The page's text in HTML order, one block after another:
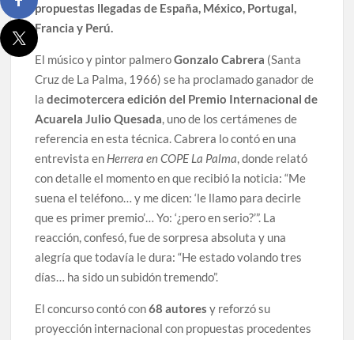
propuestas llegadas de España, México, Portugal,
Francia y Perú.
El músico y pintor palmeroGonzalo Cabrera (Santa
Cruz de La Palma, 1966) se ha proclamado ganador de
ladecimotercera edición del Premio Internacional de
Acuarela Julio Quesada, uno de los certámenes de
referencia en esta técnica. Cabrera lo contó en una
entrevista en Herrera en COPE La Palma, donde relató
con detalle el momento en que recibió la noticia: “Me
suena el teléfono… y me dicen: ‘le llamo para decirle
que es primer premio’… Yo: ‘¿pero en serio?’”. La
reacción, confesó, fue de sorpresa absoluta y una
alegría que todavía le dura: “He estado volando tres
días… ha sido un subidón tremendo”.
El concurso contó con68 autores y reforzó su
proyección internacional con propuestas procedentes